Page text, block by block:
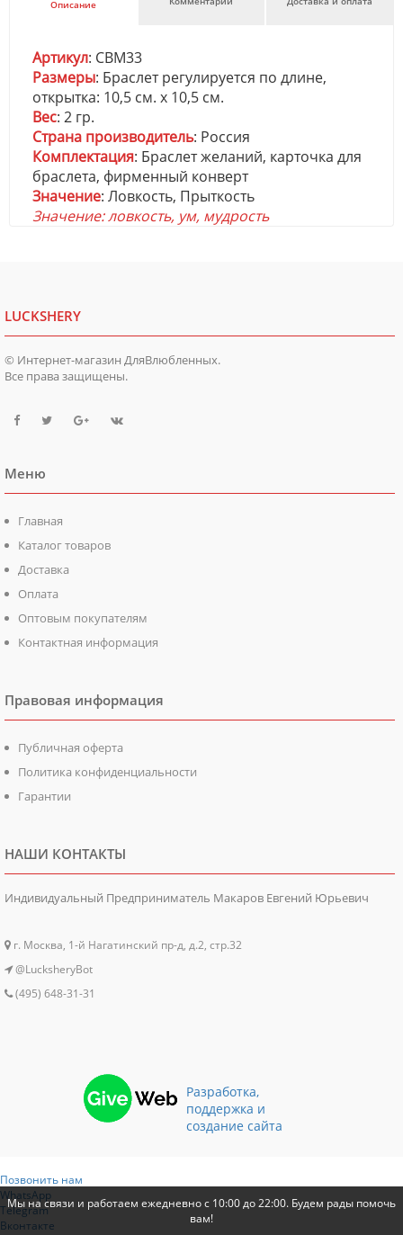
Описание
Артикул: CBM33
Размеры: Браслет регулируется по длине,
открытка: 10,5 см. х 10,5 см.
Вес: 2 гр.
Страна производитель: Россия
Комплектация: Браслет желаний, карточка для
браслета, фирменный конверт
Значение: Ловкость, Прыткость
Значение: ловкость, ум, мудрость
LUCKSHERY
© Интернет-магазин ДляВлюбленных.
Все права защищены.
Меню
Главная
Каталог товаров
Доставка
Оплата
Оптовым покупателям
Контактная информация
Правовая информация
Публичная оферта
Политика конфиденциальности
Гарантии
НАШИ КОНТАКТЫ
Индивидуальный Предприниматель Макаров Евгений Юрьевич
г. Москва, 1-й Нагатинский пр-д, д.2, стр.32
@LucksheryBot
(495) 648-31-31
Разработка,
поддержка и
создание сайта
Мы на связи и работаем ежедневно с 10:00 до 22:00. Будем рады помочь
вам!
Позвонить нам
WhatsApp
Telegram
Вконтакте